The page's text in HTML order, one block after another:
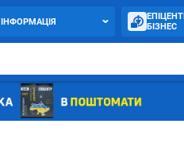
ІНФОРМАЦІЯ
БІЗНЕС